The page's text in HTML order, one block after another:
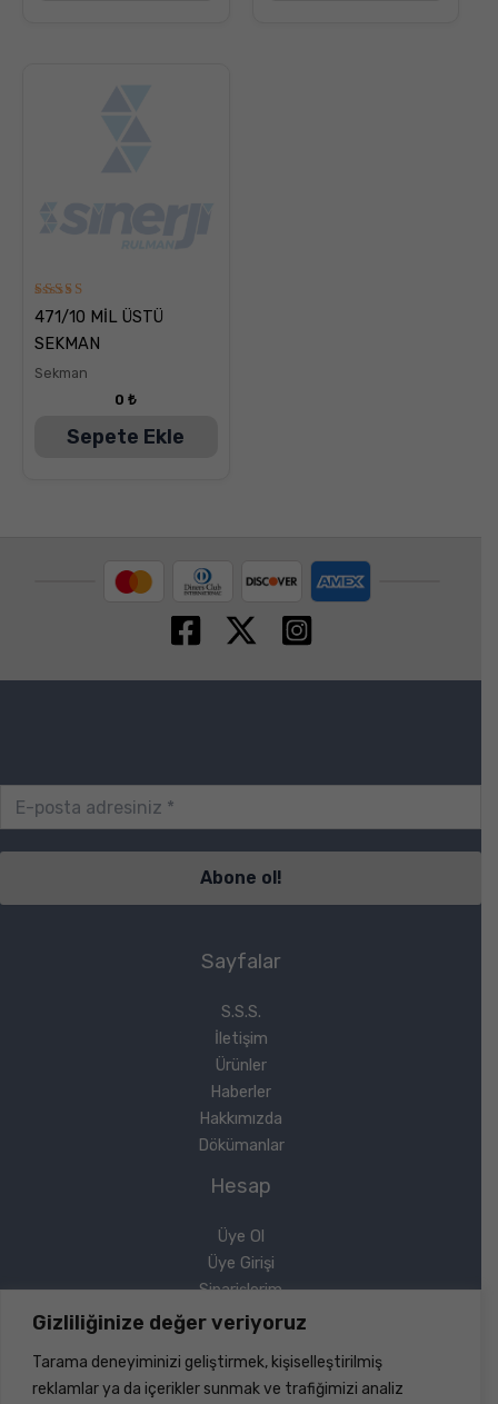
Gizliliğinize değer veriyoruz
Tarama deneyiminizi geliştirmek, kişiselleştirilmiş
reklamlar ya da içerikler sunmak ve trafiğimizi analiz
5
üzerinden
5.00
oy aldı
471/10 MİL ÜSTÜ
SEKMAN
Sekman
0₺
Sepete Ekle
Sayfalar
S.S.S.
İletişim
Ürünler
Haberler
Hakkımızda
Dökümanlar
Hesap
Üye Ol
Üye Girişi
Siparişlerim
Sipariş Takip
Yasal